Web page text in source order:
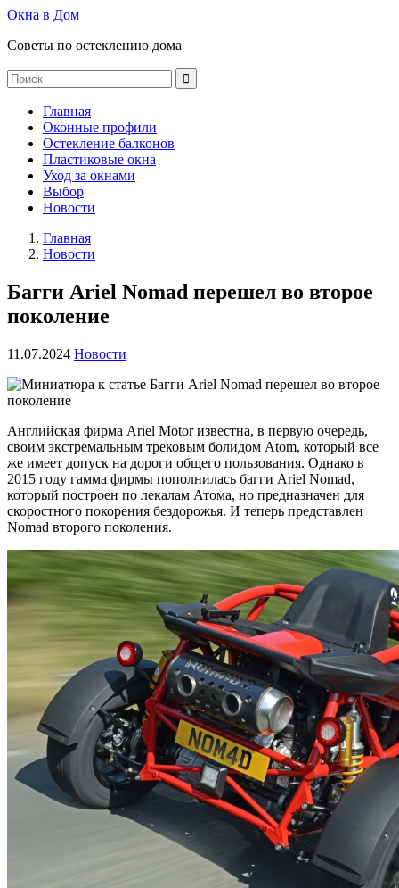
Окна в Дом
Советы по остеклению дома
Главная
Оконные профили
Остекление балконов
Пластиковые окна
Уход за окнами
Выбор
Новости
Главная
Новости
Багги Ariel Nomad перешел во второе
поколение
11.07.2024 Новости
Английская фирма Ariel Motor известна, в первую очередь,
своим экстремальным трековым болидом Atom, который все
же имеет допуск на дороги общего пользования. Однако в
2015 году гамма фирмы пополнилась багги Ariel Nomad,
который построен по лекалам Атома, но предназначен для
скоростного покорения бездорожья. И теперь представлен
Nomad второго поколения.